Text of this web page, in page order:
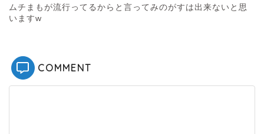
ムチまもが流行ってるからと言ってみのがすは出来ないと思
いますw
COMMENT